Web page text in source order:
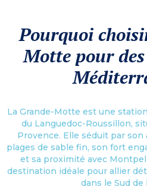
Pourquoi
Motte pour des
La Grande-Motte est une
du Languedoc-Roussillon,
Provence. Elle séduit par
plages de sable fin, son fort
et sa proximité avec
destination idéale pour allier
dans le Sud de